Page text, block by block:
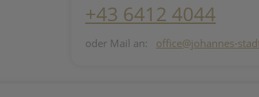
+43 6412 4044
oder Mail an: office@johannes-